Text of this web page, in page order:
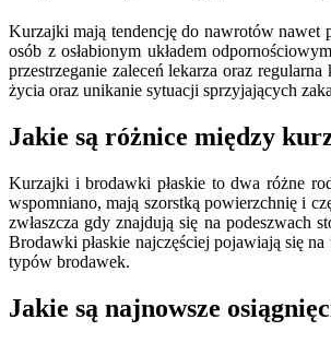
Kurzajki mają tendencję do nawrotów nawet
osób z osłabionym układem
przestrzeganie zaleceń lekarza oraz
życia oraz unikanie sytuacji sprzyjających
Jakie są różnice między
Kurzajki i brodawki płaskie to dwa różne
wspomniano, mają szorstką powierzchnię i
zwłaszcza gdy znajdują się na
Brodawki płaskie najczęściej pojawiają się
typów brodawek.
Jakie są najnowsze